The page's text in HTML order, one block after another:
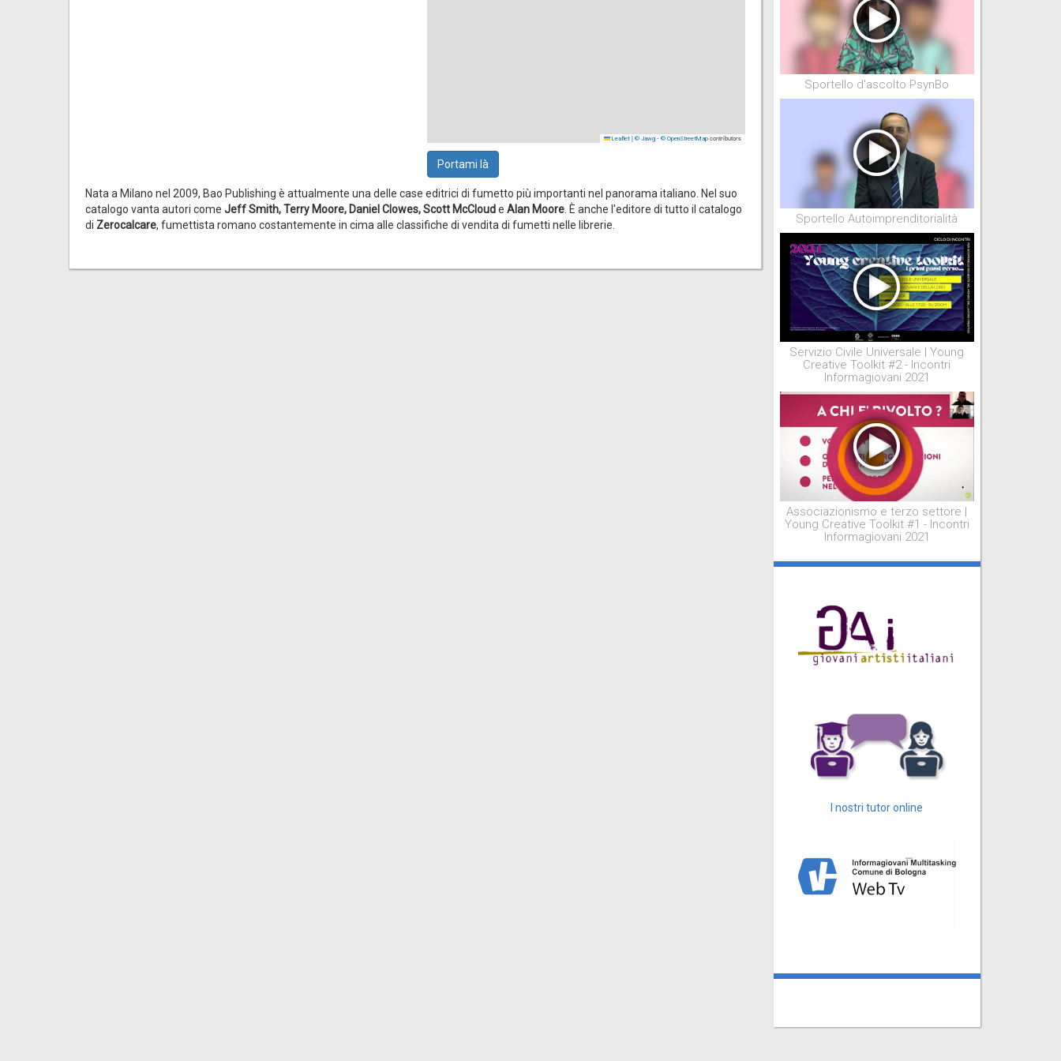
Leaflet | © Jawg- © OpenStreetMapcontributors
Portami là
Nata a Milano nel 2009, Bao Publishing è attualmente una delle case editrici di fumetto più importanti nel panorama italiano. Nel suo
catalogo vanta autori come Jeff Smith, Terry Moore, Daniel Clowes, Scott McCloude Alan Moore. È anche l'editore di tutto il catalogo
di Zerocalcare, fumettista romano costantemente in cima alle classifiche di vendita di fumetti nelle librerie.
Sportello d'ascolto PsynBo
Sportello Autoimprenditorialità
Servizio Civile Universale | Young
Creative Toolkit #2 - Incontri
Informagiovani 2021
Associazionismo e terzo settore |
Young Creative Toolkit #1 - Incontri
Informagiovani 2021
I nostri tutor online